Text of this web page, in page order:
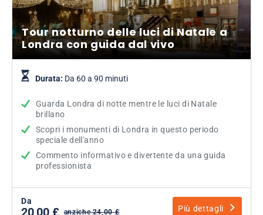
Tour notturno delle luci di Natale a
Londra con guida dal vivo
Durata: Da 60 a 90 minuti
Guarda Londra di notte mentre le luci di Natale
brillano
Scopri i monumenti di Londra in questo periodo
speciale dell'anno
Commento informativo e divertente da una guida
professionista
Da
20,00 £ anziche 24,00 £ Più dettagli